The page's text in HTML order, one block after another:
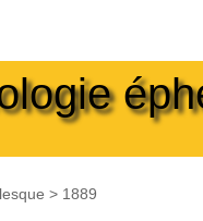
> 1889